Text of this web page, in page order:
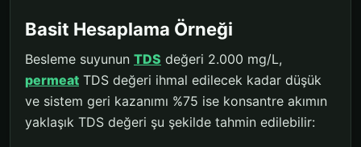
Basit Hesaplama Örneği
Besleme suyunun TDS değeri 2.000 mg/L,
permeat TDS değeri ihmal edilecek kadar düşük
ve sistem geri kazanımı %75 ise konsantre akımın
yaklaşık TDS değeri şu şekilde tahmin edilebilir: